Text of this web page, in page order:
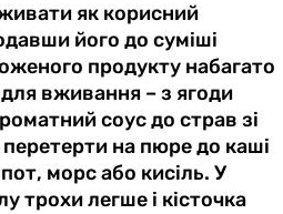
як корисний
його до суміші
продукту набагато
вживання – з ягоди
соус до страв зі
на пюре до каші
морс або кисіль. У
трохи легше і кісточка